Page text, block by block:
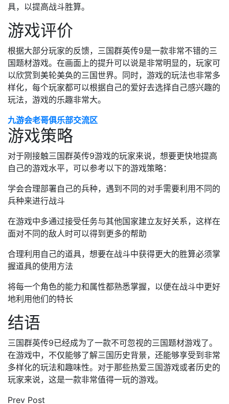
具，以提高战斗胜算。
游戏评价
根据大部分玩家的反馈，三国群英传9是一款非常不错的三
国题材游戏。在画面上的提升可以说是非常明显的，玩家可
以欣赏到美轮美奂的三国世界。同时，游戏的玩法也非常多
样化，每个玩家都可以根据自己的爱好去选择自己感兴趣的
玩法，游戏的乐趣非常大。
九游会老哥俱乐部交流区
游戏策略
对于刚接触三国群英传9游戏的玩家来说，想要更快地提高
自己的游戏水平，可以参考以下的游戏策略：
学会合理部署自己的兵种，遇到不同的对手需要利用不同的
兵种来进行战斗
在游戏中多通过接受任务与其他国家建立友好关系，这样在
面对不同的敌人时可以得到更多的帮助
合理利用自己的道具，想要在战斗中获得更大的胜算必须掌
握道具的使用方法
将每一个角色的能力和属性都熟悉掌握，以便在战斗中更好
地利用他们的特长
结语
三国群英传9已经成为了一款不可忽视的三国题材游戏了。
在游戏中，不仅能够了解三国历史背景，还能够享受到非常
多样化的玩法和趣味性。对于那些热爱三国游戏或者历史的
玩家来说，这是一款非常值得一玩的游戏。
Prev Post